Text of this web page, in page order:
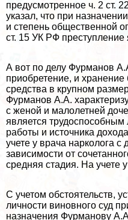
предусмотренное ч. 2 ст.
указал, что при
и степень общественной
ст. 15 УК РФ преступление
А вот по делу Фурманов
приобретение, и хранение
средства в крупном
Фурманов А.А.
с женой и малолетней
является
работы и источника
учете у врача нарколога с
зависимости от
средняя стадия. На учете
С учетом обстоятельств,
личности виновного суд
назначения Фурманову